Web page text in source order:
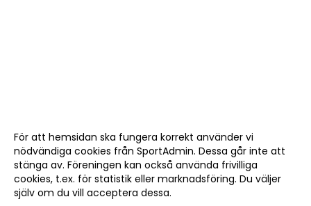
För att hemsidan ska fungera korrekt använder vi
nödvändiga cookies från SportAdmin. Dessa går inte att
stänga av. Föreningen kan också använda frivilliga
cookies, t.ex. för statistik eller marknadsföring. Du väljer
själv om du vill acceptera dessa.